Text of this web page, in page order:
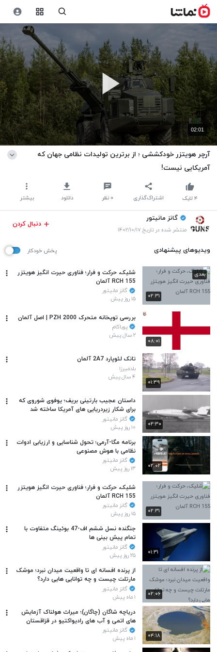
02:01
آرچر هویتزر خودکششی ؛ از برترین تولیدات نظامی جهان که
آمریکایی نیست!
اشتراک‌گذاری ۰ نظر دانلود بیشتر ۴ لایک
گانز مانیتور
منتشر شده در تاریخ ۱۴۰۲/۱۰/۱۷
دنبال کردن
ویدیوهای پیشنهادی پخش خودکار
۰۲:۳۱
بعدی
شلیک، حرکت و فرار؛ فناوری حیرت انگیز هویتزر
RCH 155 آلمان
گانز مانیتور
۱۵ روز پیش
۰۸:۰۱
بررسی توپخانه متحرک PZH 2000 | اصل آلمان
پویاکام
۲ سال پیش
۰۱:۳۹
تانک لئوپارد 2A7 آلمان
بلدمیرزا
۴ سال پیش
۰۲:۳۰
داستان عجیب بارتینی بریف؛ یوفوی شوروی که
برای شکار زیردریایی های آمریکا ساخته شد
گانز مانیتور
۱۰ روز پیش
۰۲:۰۲
برنامه مگا-آرمی؛ تحول شناسایی و ارزیابی ادوات
نظامی با هوش مصنوعی
گانز مانیتور
۱۳ روز پیش
۰۲:۳۱
شلیک، حرکت و فرار؛ فناوری حیرت انگیز هویتزر
RCH 155 آلمان
گانز مانیتور
۱۵ روز پیش
۰۱:۳۱
جنگنده نسل ششم اف-47 بوئینگ متفاوت با
تمام پیش بینی ها
گانز مانیتور
۲۵ روز پیش
۰۲:۰۶
از پرنده افسانه ای تا واقعیت میدان نبرد؛ موشک
مارتلت چیست و چه توانایی هایی دارد؟
گانز مانیتور
۱ ماه پیش
۰۴:۱۸
دریاچه شاگان (چاگان)؛ میراث هولناک آزمایش
های اتمی و آب های رادیواکتیو در قزاقستان
گانز مانیتور
۱ ماه پیش